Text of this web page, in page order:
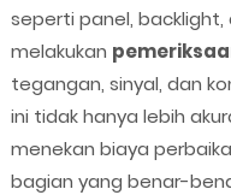
seperti panel, backlight,
melakukan
tegangan, sinyal, dan
ini tidak hanya lebih
menekan biaya
bagian yang benar-